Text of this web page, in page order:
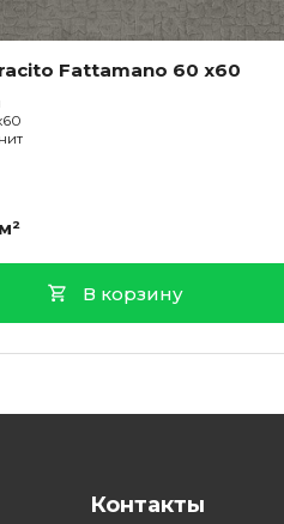
Fattamano 60 x60
В корзину
Контакты